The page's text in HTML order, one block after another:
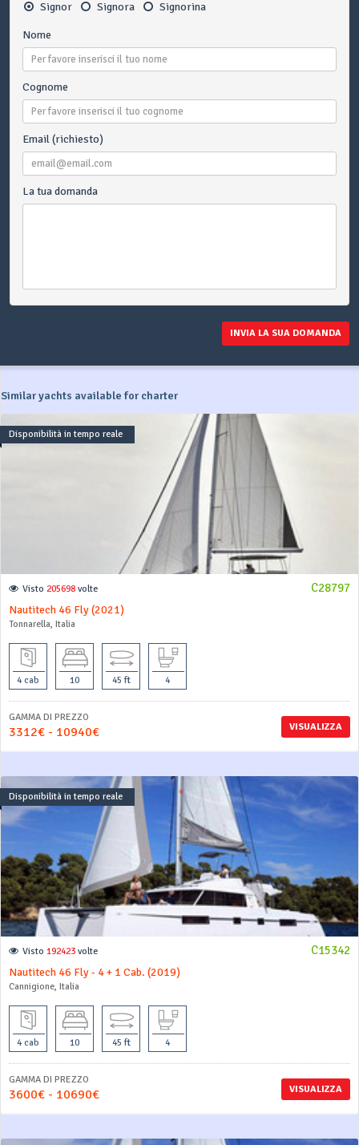
Signor Signora Signorina
Nome
Cognome
Email (richiesto)
La tua domanda
INVIA LA SUA DOMANDA
Similar yachts available for charter
Disponibilità in tempo reale
C28797
Visto 205698 volte
Nautitech 46 Fly (2021)
Tonnarella, Italia
4 cab 10 45 ft 4
VISUALIZZA
GAMMA DI PREZZO
3312€ - 10940€
Disponibilità in tempo reale
C15342
Visto 192423 volte
Nautitech 46 Fly - 4 + 1 Cab. (2019)
Cannigione, Italia
4 cab 10 45 ft 4
VISUALIZZA
GAMMA DI PREZZO
3600€ - 10690€